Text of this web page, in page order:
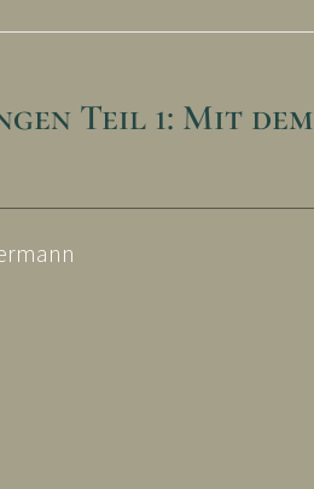
Teil 1: Mit